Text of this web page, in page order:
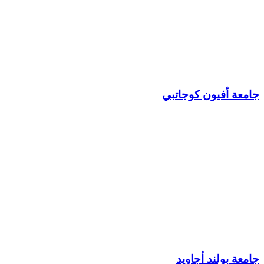
جامعة أفيون كوجاتبي
جامعة بولند أجاويد